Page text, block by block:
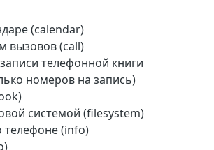
(calendar)
вызовов (call)
телефонной книги
номеров на запись)
системой (filesystem)
(info)